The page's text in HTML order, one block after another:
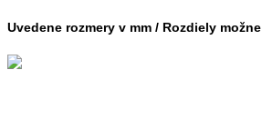
Uvedene rozmery v mm / Rozdiely možne